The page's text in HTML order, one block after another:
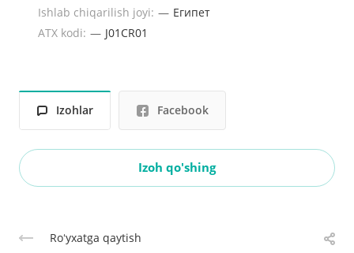
Ishlab chiqarilish joyi: — Египет
ATX kodi: — J01CR01
Izohlar Facebook
Izoh qo'shing
Roʻyxatga qaytish